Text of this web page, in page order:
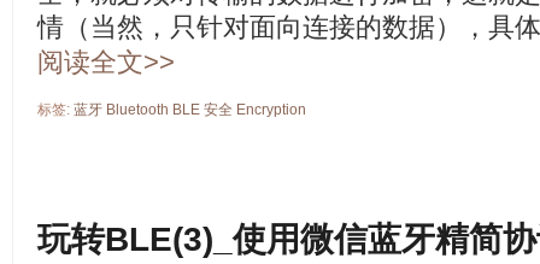
情（当然，只针对面向连接的数据），具
阅读全文>>
标签: 蓝牙 Bluetooth BLE 安全 Encryption
玩转BLE(3)_使用微信蓝牙精简